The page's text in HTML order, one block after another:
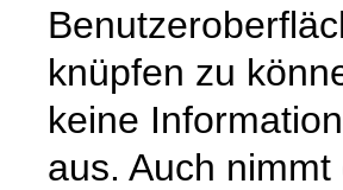
knüpfen zu
keine
aus. Auch